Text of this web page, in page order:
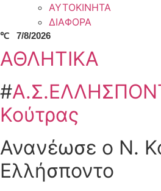
ΑΥΤΟΚΙΝΗΤΑ
ΔΙΑΦΟΡΑ
℃ 7/8/2026
ΑΘΛΗΤΙΚΑ
#
Κούτρας
Ανανέωσε ο Ν.
Ελλήσποντο